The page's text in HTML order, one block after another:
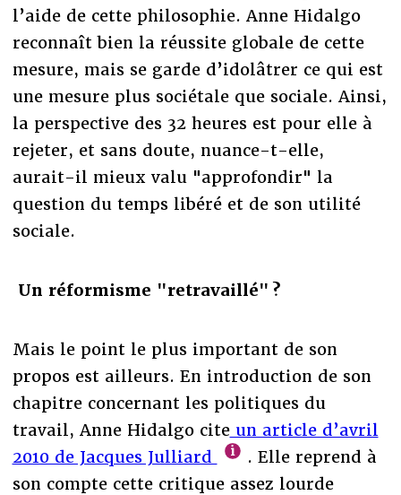
l’aide de cette philosophie. Anne Hidalgo
reconnaît bien la réussite globale de cette
mesure, mais se garde d’idolâtrer ce qui est
une mesure plus sociétale que sociale. Ainsi,
la perspective des 32 heures est pour elle à
rejeter, et sans doute, nuance-t-elle,
aurait-il mieux valu "approfondir" la
question du temps libéré et de son utilité
sociale.
Un réformisme "retravaillé" ?
Mais le point le plus important de son
propos est ailleurs. En introduction de son
chapitre concernant les politiques du
travail, Anne Hidalgo citeun article d’avril
2010 de Jacques Julliard
. Elle reprend à
son compte cette critique assez lourde